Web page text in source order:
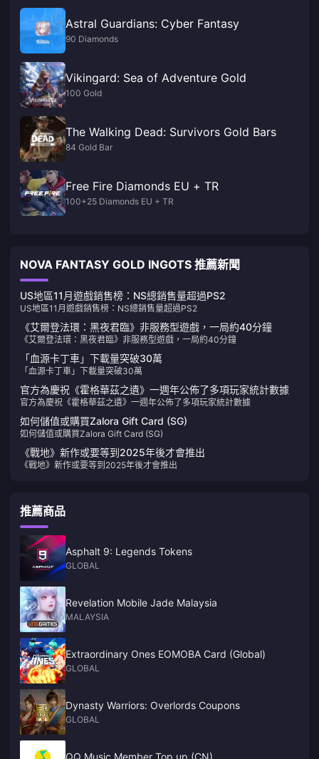
Astral Guardians: Cyber Fantasy
90 Diamonds
Vikingard: Sea of Adventure Gold
100 Gold
The Walking Dead: Survivors Gold Bars
84 Gold Bar
Free Fire Diamonds EU + TR
100+25 Diamonds EU + TR
NOVA FANTASY GOLD INGOTS 推薦新聞
US地區11月遊戲銷售榜：NS總銷售量超過PS2
US地區11月遊戲銷售榜：NS總銷售量超過PS2
《艾爾登法環：黑夜君臨》非服務型遊戲，一局約40分鐘
《艾爾登法環：黑夜君臨》非服務型遊戲，一局約40分鐘
「血源卡丁車」下載量突破30萬
「血源卡丁車」下載量突破30萬
官方為慶祝《霍格華茲之遺》一週年公佈了多項玩家統計數據
官方為慶祝《霍格華茲之遺》一週年公佈了多項玩家統計數據
如何儲值或購買Zalora Gift Card (SG)
如何儲值或購買Zalora Gift Card (SG)
《戰地》新作或要等到2025年後才會推出
《戰地》新作或要等到2025年後才會推出
推薦商品
Asphalt 9: Legends Tokens
GLOBAL
Revelation Mobile Jade Malaysia
MALAYSIA
Extraordinary Ones EOMOBA Card (Global)
GLOBAL
Dynasty Warriors: Overlords Coupons
GLOBAL
QQ Music Member Top up (CN)